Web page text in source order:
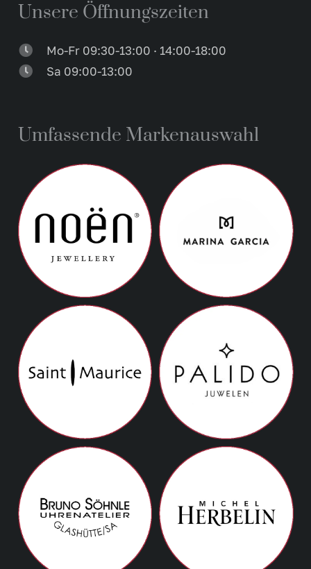
Unsere Öffnungszeiten
Mo-Fr 09:30-13:00 · 14:00-18:00
Sa 09:00-13:00
Umfassende Markenauswahl